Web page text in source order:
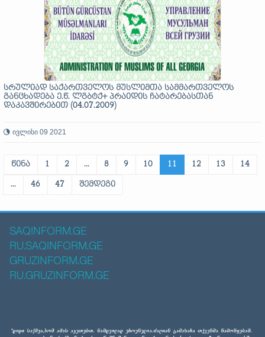
სრულიად საქართველოს მუსლიმთა სამმართველოს
განცხადება ე.წ. ლგბტქ+ პრაიდის ჩატარებასთან
დაკავშირებით (04.07.2009)
ივლისი 09 2021
წინა 1 2 ... 8 9 10 11 12 13 14
... 46 47 შემდეგი
SAQINFORM.GE
RU.SAQINFORM.GE
GRUZINFORM.GE
RU.GRUZINFORM.GE